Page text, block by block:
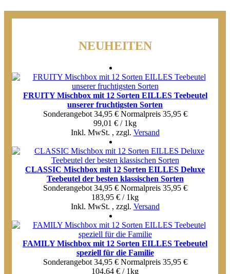
NEUHEITEN
FRUITY Mischbox mit 12 Sorten EILLES Teebeutel
unserer fruchtigsten Sorten
Sonderangebot 34,95 € Normal­preis 35,95 €
99,01 € / 1kg
Inkl. MwSt. , zzgl. Versand
CLASSIC Mischbox mit 12 Sorten EILLES Deluxe
Teebeutel der besten klassischen Sorten
Sonderangebot 34,95 € Normal­preis 35,95 €
183,95 € / 1kg
Inkl. MwSt. , zzgl. Versand
FAMILY Mischbox mit 12 Sorten EILLES Teebeutel
speziell für die Familie
Sonderangebot 34,95 € Normal­preis 35,95 €
104,64 € / 1kg